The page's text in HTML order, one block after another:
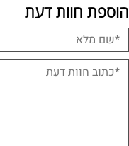
הוספת חוות דעת